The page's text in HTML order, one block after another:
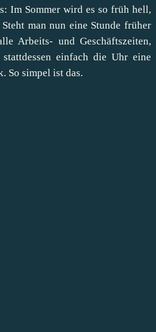
Im Sommer wird es so früh hell,
man nun eine Stunde früher
Arbeits- und Geschäftszeiten,
einfach die Uhr eine
So simpel ist das.